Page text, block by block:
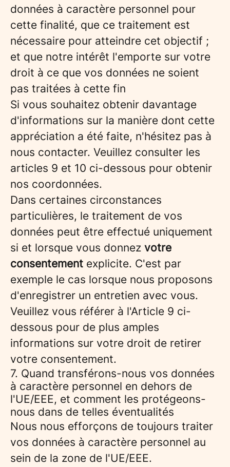
données à caractère personnel pour
cette finalité, que ce traitement est
nécessaire pour atteindre cet objectif ;
et que notre intérêt l'emporte sur votre
droit à ce que vos données ne soient
pas traitées à cette fin
Si vous souhaitez obtenir davantage
d'informations sur la manière dont cette
appréciation a été faite, n'hésitez pas à
nous contacter. Veuillez consulter les
articles 9 et 10 ci-dessous pour obtenir
nos coordonnées.
Dans certaines circonstances
particulières, le traitement de vos
données peut être effectué uniquement
si et lorsque vous donnez votre
consentement explicite. C'est par
exemple le cas lorsque nous proposons
d'enregistrer un entretien avec vous.
Veuillez vous référer à l'Article 9 ci-
dessous pour de plus amples
informations sur votre droit de retirer
votre consentement.
7. Quand transférons-nous vos données
à caractère personnel en dehors de
l'UE/EEE, et comment les protégeons-
nous dans de telles éventualités
Nous nous efforçons de toujours traiter
vos données à caractère personnel au
sein de la zone de l'UE/EEE.